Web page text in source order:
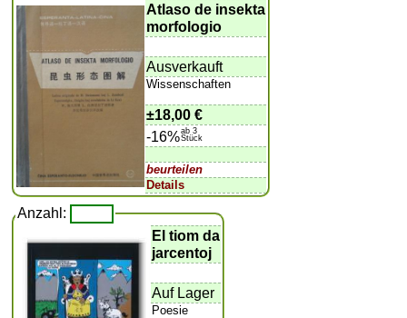
Atlaso de insekta
morfologio
Ausverkauft
Wissenschaften
±18,00 €
-16%ab 3
Stück
beurteilen
Details
Anzahl:
El tiom da
jarcentoj
Auf Lager
Poesie